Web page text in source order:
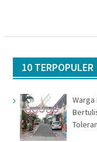
10 TERPOPULER
Warga